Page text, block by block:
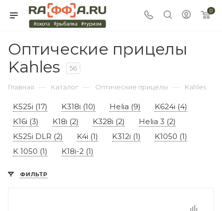
0
Оптические прицелы
Kahles
56
Главная — Каталог — Оптические прицелы — Kahles
K525i (17) K318i (10) Helia (9)
K624i (4)
K16i (3)
K18i (2) K328i (2)
Helia 3 (2)
K525i DLR (2)
K4i (1) K312i (1)
K1050 (1)
K 1050 (1)
K18i-2 (1)
ФИЛЬТР